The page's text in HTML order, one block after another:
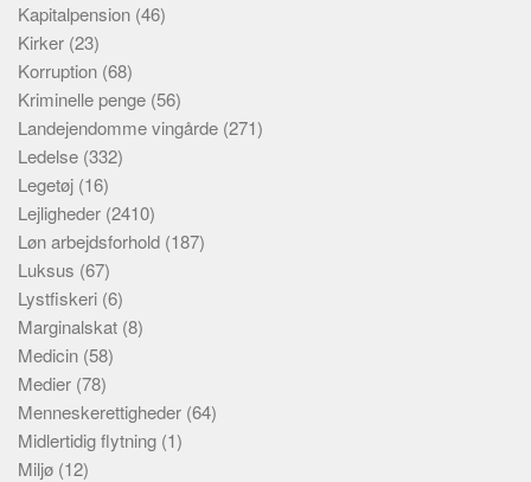
Kapitalpension (46)
Kirker (23)
Korruption (68)
Kriminelle penge (56)
Landejendomme vingårde (271)
Ledelse (332)
Legetøj (16)
Lejligheder (2410)
Løn arbejdsforhold (187)
Luksus (67)
Lystfiskeri (6)
Marginalskat (8)
Medicin (58)
Medier (78)
Menneskerettigheder (64)
Midlertidig flytning (1)
Miljø (12)